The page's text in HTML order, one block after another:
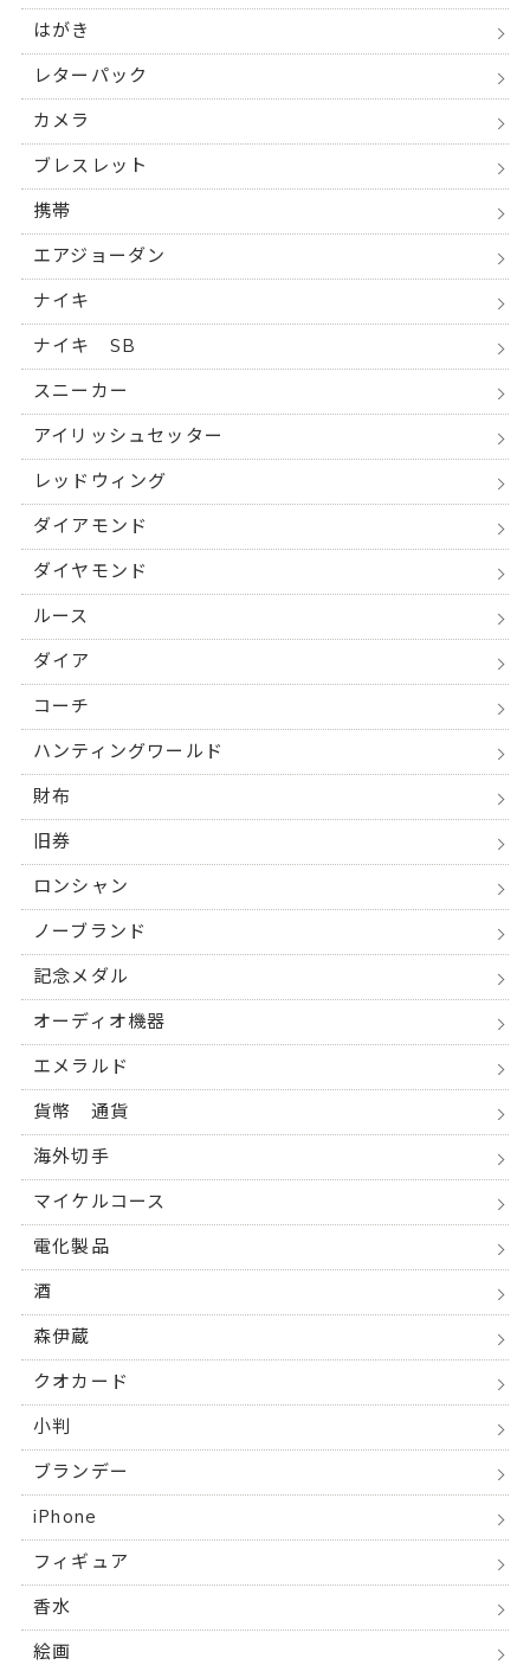
はがき
レターパック
カメラ
ブレスレット
携帯
エアジョーダン
ナイキ
ナイキ SB
スニーカー
アイリッシュセッター
レッドウィング
ダイアモンド
ダイヤモンド
ルース
ダイア
コーチ
ハンティングワールド
財布
旧券
ロンシャン
ノーブランド
記念メダル
オーディオ機器
エメラルド
貨幣 通貨
海外切手
マイケルコース
電化製品
酒
森伊蔵
クオカード
小判
ブランデー
iPhone
フィギュア
香水
絵画